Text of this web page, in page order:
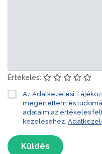
Értékelés:
Az Adatkezelési
megértettem és
adataim az értékelés
kezeléséhez.
Küldés